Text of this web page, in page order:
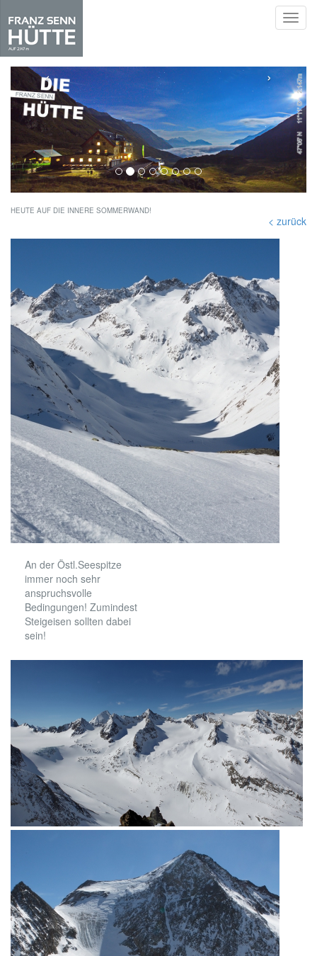
Skip
content
‹ ›
HEUTE AUF DIE INNERE SOMMERWAND!
< zurück
An der Östl.Seespitze
immer noch sehr
anspruchsvolle
Bedingungen! Zumindest
Steigeisen sollten dabei
sein!